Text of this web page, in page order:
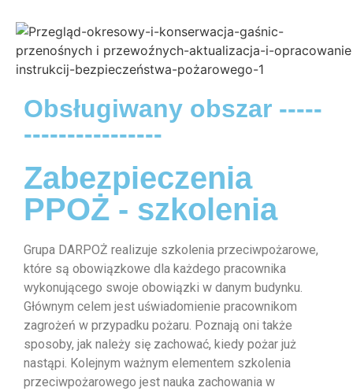
Obsługiwany obszar -----
----------------
Zabezpieczenia
PPOŻ - szkolenia
Grupa DARPOŻ realizuje szkolenia przeciwpożarowe,
które są obowiązkowe dla każdego pracownika
wykonującego swoje obowiązki w danym budynku.
Głównym celem jest uświadomienie pracownikom
zagrożeń w przypadku pożaru. Poznają oni także
sposoby, jak należy się zachować, kiedy pożar już
nastąpi. Kolejnym ważnym elementem szkolenia
przeciwpożarowego jest nauka zachowania w